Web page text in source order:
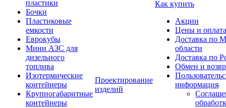
пластики
Бочки
Пластиковые
емкости
Еврокубы
Мини АЗС для
дизельного
топлива
Изотермические
контейнеры
Крупногабаритные
контейнеры
Проектирование
изделий
Как купить
Акции
Цены и оплата
Доставка по
области
Доставка по
Обмен и
информация